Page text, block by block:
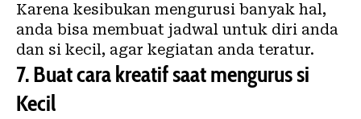
Karena kesibukan mengurusi banyak hal,
anda bisa membuat jadwal untuk diri anda
dan si kecil, agar kegiatan anda teratur.
7.Buat cara kreatif saat mengurus si
Kecil